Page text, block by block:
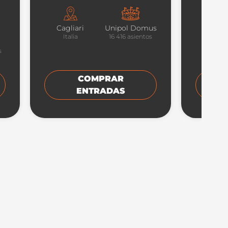
Cagliari
Italia
Unipol Domus
16 416 asientos
COMPRAR
ENTRADAS